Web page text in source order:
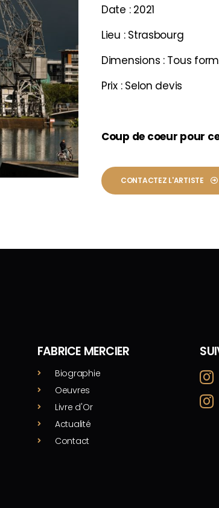
Date : 2021
Lieu : Strasbourg
Dimensions : Tous
Prix : Selon devis
Coup de coeur pour
CONTACTEZ L'ARTISTE
FABRICE MERCIER
Biographie
Oeuvres
Livre d'Or
Actualité
Contact